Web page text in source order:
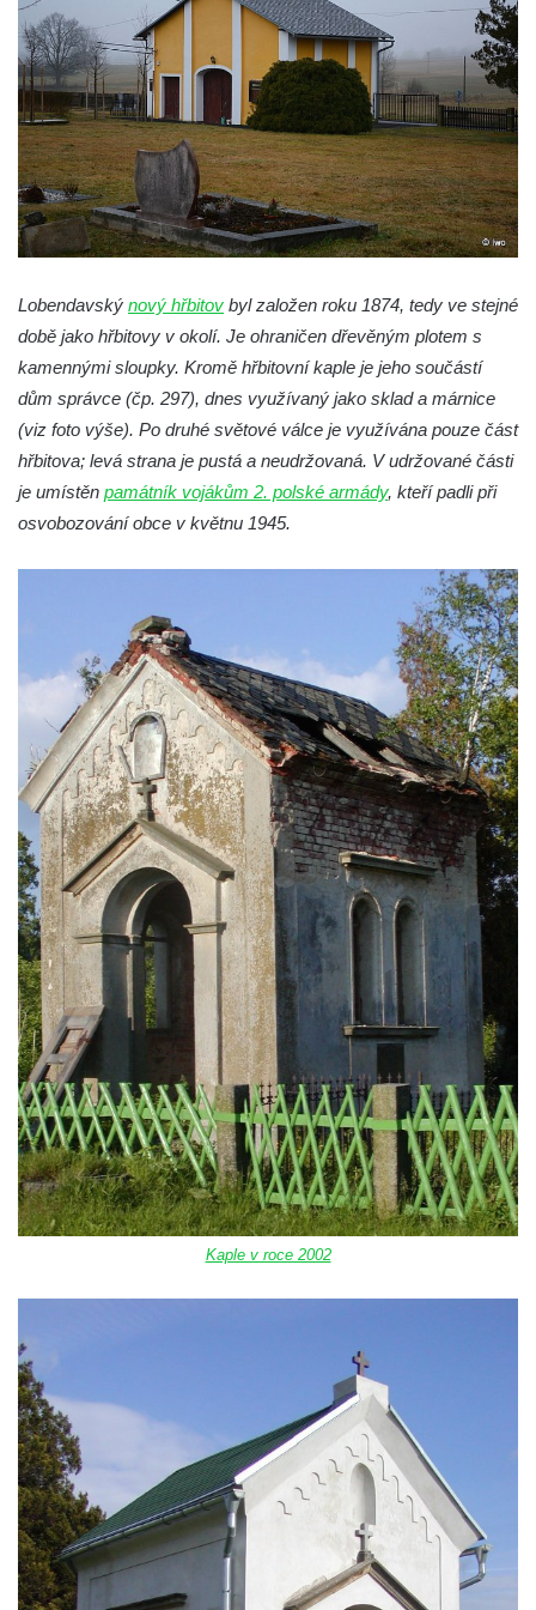
Hrobčicích
Kaple svatého Vavřince v Mirošovicích
Márnice na hřbitově v Račicích
Márnice na hřbitově v Dobříni
Kaple v Bezděkově
Kaple Nejsvětější Trojice v centru Liběšic
Výklenková kaple na rozcestí na jižním
Kostel svaté Kateřiny v Chouči
Kostel svatého Augustina v Lužici
Márnice na hřbitově v Lužici
Kostel svatého Martina v Kozlech
Márnice na hřbitově v Kozlech
Protestantský (evangelicko-luterský) kostel
Crostau
Kaple Nanebevstoupení Panny Marie ve
Svitavě
Výklenková kaple Piety ve Svojkově
Kostel Nejsvětější Trojice ve Velenicích
Kostel svatého Vavřince v Okounově
Kostel svatých Petra a Pavla v Semilech
Kostel Nanebevzetí Panny Marie (St. Mariä
Himmelfahrt) v Schirgiswalde
Kostel svaté Máří Magdaleny u hradu
Krasíkov
Kaple Olivetské hory pod věží kostela
svatého Michaela Archanděla v Bochově
Mildeova kaple pod Ortelem
Kostel Zvěstování Panny Marie v Duchcově
Výklenková kaple v Teplické ulici u stadionu
v Duchcově
Evangelický kostel v Duchcově
Kostel svatého Mikuláše v Mikulášovicích
Kaple Tří otců v Mikulášovicích
Kaple Matky Boží v Mikulášovicích
Kaple Andělů strážných (Fürleova kaple) v
Mikulášovicích
Lobendavský nový hřbitov byl založen roku 1874, tedy ve stejné
době jako hřbitovy v okolí. Je ohraničen dřevěným plotem s
kamennými sloupky. Kromě hřbitovní kaple je jeho součástí
dům správce (čp. 297), dnes využívaný jako sklad a márnice
(viz foto výše). Po druhé světové válce je využívána pouze část
hřbitova; levá strana je pustá a neudržovaná. V udržované části
je umístěn památník vojákům 2. polské armády, kteří padli při
osvobozování obce v květnu 1945.
Kaple v roce 2002